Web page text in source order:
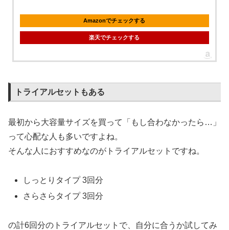
Amazonでチェックする
楽天でチェックする
トライアルセットもある
最初から大容量サイズを買って「もし合わなかったら…」
って心配な人も多いですよね。
そんな人におすすめなのがトライアルセットですね。
しっとりタイプ 3回分
さらさらタイプ 3回分
の計6回分のトライアルセットで、自分に合うか試してみ